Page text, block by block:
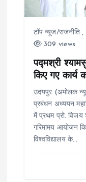
टॉप न्यूज/राजनीति ,
309 views
पद्मश्री
किए गए कार्य
उदयपुर (अमोलक
प्रबंधन अध्ययन
में प्रथम प्रो. विजय
गरिमामय आयोजन
विश्वविद्यालय के…